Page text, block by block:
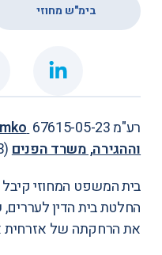
בימ"ש מחוזי
רע"מ 67615-05-23
וההגירה, משרד הפנים(24.10.2023)
בית המשפט המחוזי
החלטת בית הדין
את הרחקתה של אזרחית